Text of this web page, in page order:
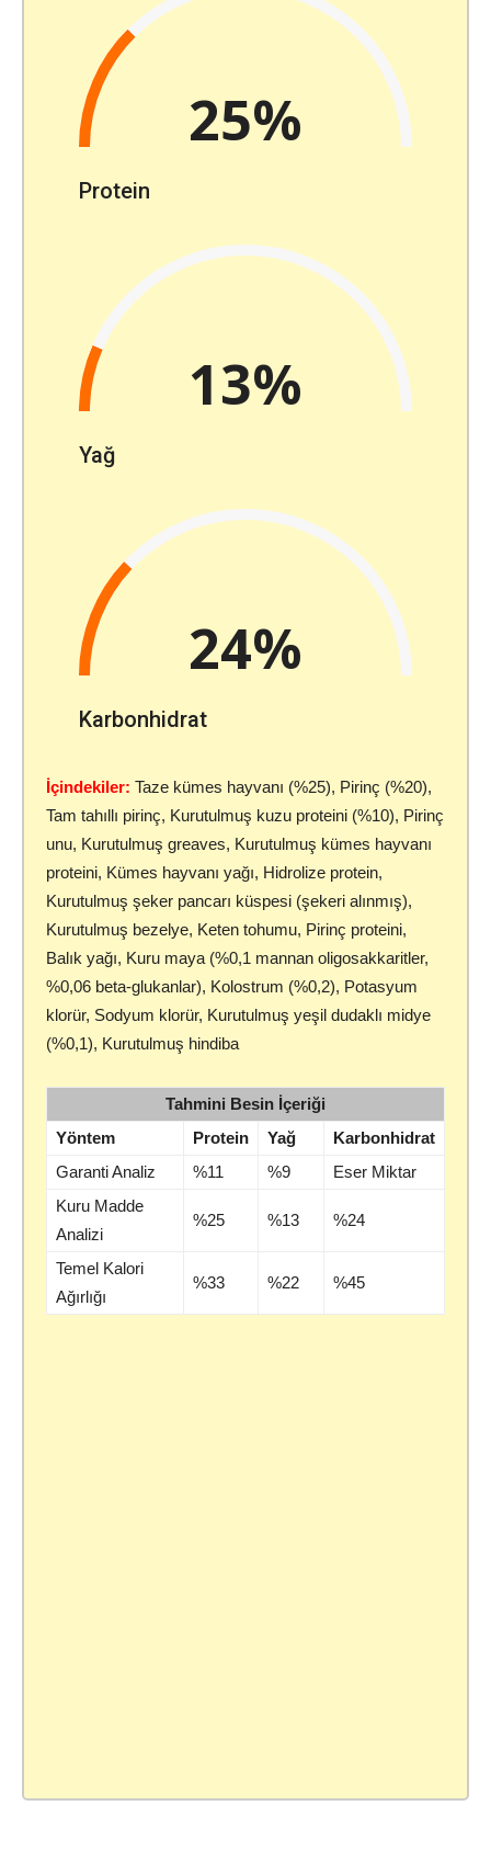
25%
Protein
13%
Yağ
24%
Karbonhidrat
İçindekiler: Taze kümes hayvanı (%25), Pirinç (%20),
Tam tahıllı pirinç, Kurutulmuş kuzu proteini (%10), Pirinç
unu, Kurutulmuş greaves, Kurutulmuş kümes hayvanı
proteini, Kümes hayvanı yağı, Hidrolize protein,
Kurutulmuş şeker pancarı küspesi (şekeri alınmış),
Kurutulmuş bezelye, Keten tohumu, Pirinç proteini,
Balık yağı, Kuru maya (%0,1 mannan oligosakkaritler,
%0,06 beta-glukanlar), Kolostrum (%0,2), Potasyum
klorür, Sodyum klorür, Kurutulmuş yeşil dudaklı midye
(%0,1), Kurutulmuş hindiba
Tahmini Besin İçeriği
Yöntem
Protein Yağ
Karbonhidrat
Garanti Analiz
%11 %9
Eser Miktar
Kuru Madde
Analizi
%25 %13 %24
Temel Kalori
Ağırlığı
%33 %22 %45